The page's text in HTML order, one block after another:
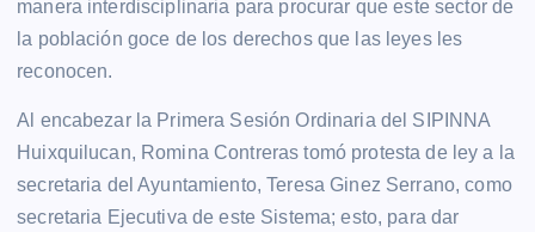
manera interdisciplinaria para procurar que este sector de
la población goce de los derechos que las leyes les
reconocen.
Al encabezar la Primera Sesión Ordinaria del SIPINNA
Huixquilucan, Romina Contreras tomó protesta de ley a la
secretaria del Ayuntamiento, Teresa Ginez Serrano, como
secretaria Ejecutiva de este Sistema; esto, para dar